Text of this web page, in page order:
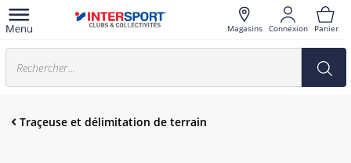
Magasins Connexion Panier
Traçeuse et délimitation de terrain